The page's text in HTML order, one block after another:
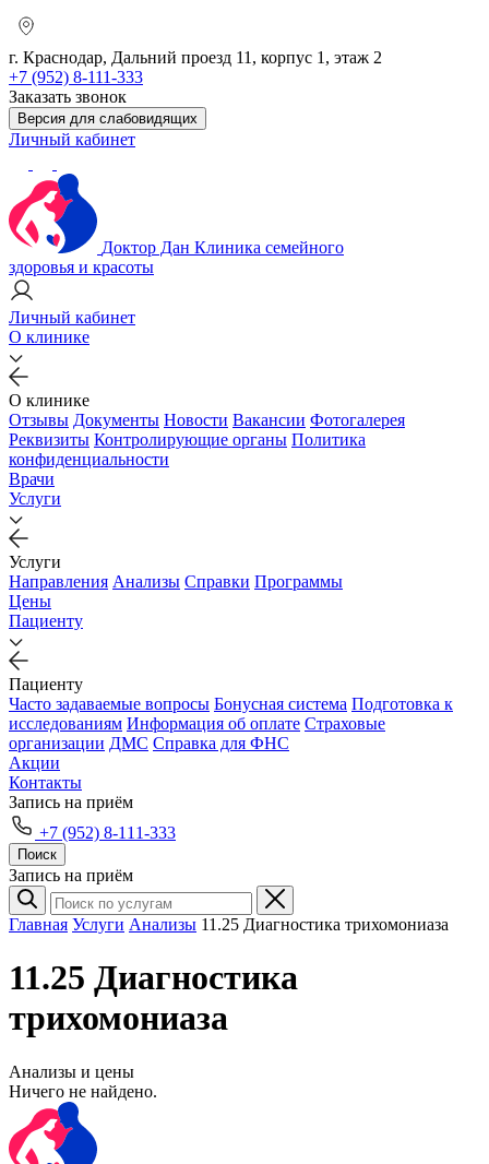
г. Краснодар, Дальний проезд 11, корпус 1, этаж 2
+7 (952) 8-111-333
Заказать звонок
Версия для слабовидящих
Личный кабинет
Доктор Дан Клиника семейного
здоровья и красоты
Личный кабинет
О клинике
О клинике
Отзывы Документы Новости Вакансии Фотогалерея
Реквизиты Контролирующие органы Политика
конфиденциальности
Врачи
Услуги
Услуги
Направления Анализы Справки Программы
Цены
Пациенту
Пациенту
Часто задаваемые вопросы Бонусная система Подготовка к
исследованиям Информация об оплате Страховые
организации ДМС Справка для ФНС
Акции
Контакты
Запись на приём
+7 (952) 8-111-333
Поиск
Запись на приём
Главная Услуги Анализы 11.25 Диагностика трихомониаза
11.25 Диагностика
трихомониаза
Анализы и цены
Ничего не найдено.